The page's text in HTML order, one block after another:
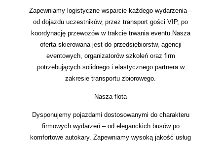
Zapewniamy logistyczne wsparcie każdego wydarzenia –
od dojazdu uczestników, przez transport gości VIP, po
koordynację przewozów w trakcie trwania eventu.Nasza
oferta skierowana jest do przedsiębiorstw, agencji
eventowych, organizatorów szkoleń oraz firm
potrzebujących solidnego i elastycznego partnera w
zakresie transportu zbiorowego.
Nasza flota
Dysponujemy pojazdami dostosowanymi do charakteru
firmowych wydarzeń – od eleganckich busów po
komfortowe autokary. Zapewniamy wysoką jakość usług